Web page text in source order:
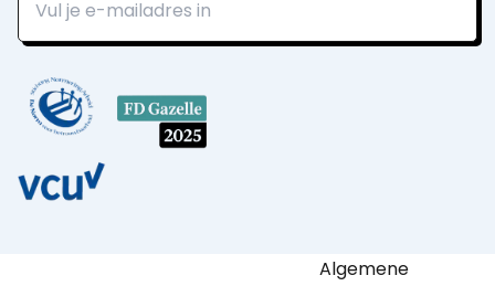
Algemene